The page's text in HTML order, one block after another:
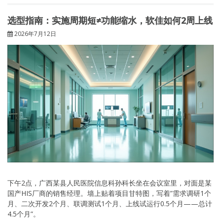
选型指南：实施周期短≠功能缩水，软佳如何2周上线
2026年7月12日
下午2点，广西某县人民医院信息科孙科长坐在会议室里，对面是某
国产HIS厂商的销售经理。墙上贴着项目甘特图，写着”需求调研1个
月、二次开发2个月、联调测试1个月、上线试运行0.5个月——总计
4.5个月”。